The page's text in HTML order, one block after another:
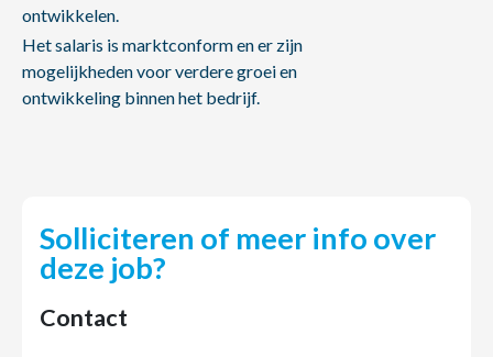
ontwikkelen.
Het salaris is marktconform en er zijn
mogelijkheden voor verdere groei en
ontwikkeling binnen het bedrijf.
Solliciteren of meer info over
deze job?
Contact